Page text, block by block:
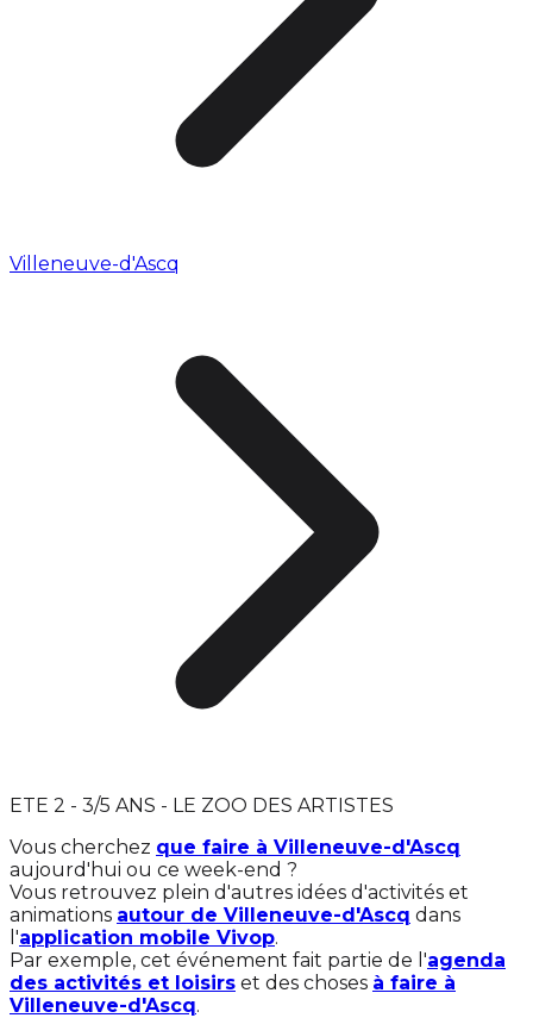
Villeneuve-d'Ascq
ETE 2 - 3/5 ANS - LE ZOO DES ARTISTES
Vous cherchez que faire à Villeneuve-d'Ascq
aujourd'hui ou ce week-end ?
Vous retrouvez plein d'autres idées d'activités et
animations autour de Villeneuve-d'Ascq dans
l'application mobile Vivop.
Par exemple, cet événement fait partie de l'agenda
des activités et loisirs et des choses à faire à
Villeneuve-d'Ascq.